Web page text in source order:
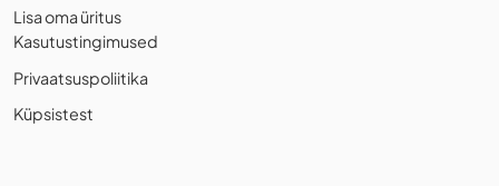
Lisa oma üritus
Kasutustingimused
Privaatsuspoliitika
Küpsistest